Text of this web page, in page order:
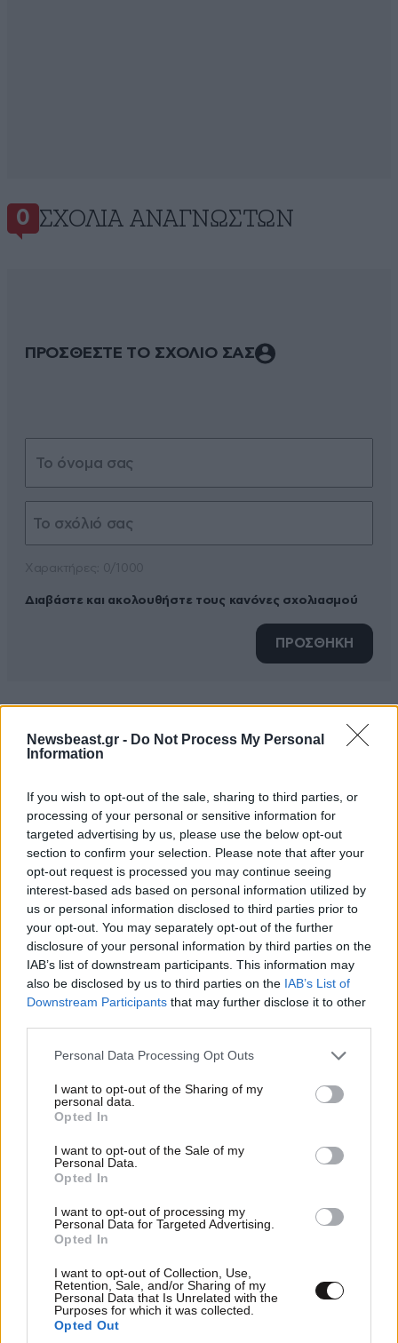
Newsbeast.gr - Do Not Process My Personal
Information
If you wish to opt-out of the sale, sharing to third parties, or
processing of your personal or sensitive information for
targeted advertising by us, please use the below opt-out
section to confirm your selection. Please note that after your
opt-out request is processed you may continue seeing
interest-based ads based on personal information utilized by
us or personal information disclosed to third parties prior to
your opt-out. You may separately opt-out of the further
disclosure of your personal information by third parties on the
IAB’s list of downstream participants. This information may
also be disclosed by us to third parties on the IAB’s List of
Downstream Participants that may further disclose it to other
Please note that this website/app uses one or more Google
not limited to your visit or usage behaviour. You may click to
grant or deny consent to Google and its third-party tags to
use your data for below specified purposes in below Google
consent section.
Personal Data Processing Opt Outs
I want to opt-out of the Sharing of my
personal data.
Opted In
I want to opt-out of the Sale of my
Personal Data.
Opted In
I want to opt-out of processing my
Personal Data for Targeted Advertising.
Opted In
I want to opt-out of Collection, Use,
Retention, Sale, and/or Sharing of my
Personal Data that Is Unrelated with the
Purposes for which it was collected.
Opted Out
0 ΣΧΌΛΙΑ ΑΝΑΓΝΩΣΤΏΝ
ΠΡΟΣΘΕΣΤΕ ΤΟ ΣΧΟΛΙΟ ΣΑΣ
Διαβάστε και ακολουθήστε τους κανόνες σχολιασμού
ΠΡΟΣΘΗΚΗ
TRENDING
ΕΛΛΑΔΑ
3 λ. πριν
Ζημιές σε οικήματα από τη φωτά στον Κουβαρά
Αττικής, οι φλόγες κατευθύνονται στο βουνό